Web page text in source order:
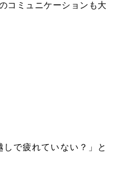
コミュニケーションも大
で疲れていない？」と